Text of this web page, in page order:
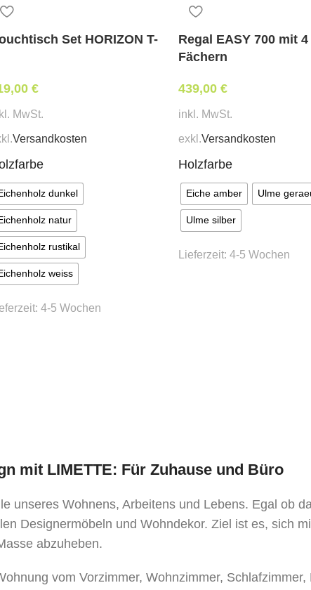
ca. 6 –
* Preis
Set HORIZON T-
€
MwSt.
Versandkosten
dunkel
natur
rustikal
weiss
4-5 Wochen
Regal EASY 700 mit 4
Fächern
439,00 €
inkl. MwSt.
exkl.Versandkosten
Holzfarbe
Eiche amber Ulme
Ulme silber
Lieferzeit: 4-5 Wochen
mit LIMETTE: Für Zuhause und Büro
unseres Wohnens, Arbeitens und Lebens. Egal ob
Designermöbeln und Wohndekor. Ziel ist es, sich
abzuheben.
vom Vorzimmer, Wohnzimmer,